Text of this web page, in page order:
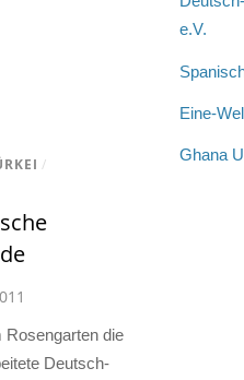
/
Rosengarten die
Deutsch-
e.V.
Eine-
Ghana